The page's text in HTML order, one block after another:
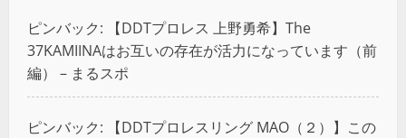
ピンバック:
【DDTプロレス 上野勇希】The
37KAMIINAはお互いの存在が活力になっています（前
編） – まるスポ
ピンバック:
【DDTプロレスリング MAO（２）】この